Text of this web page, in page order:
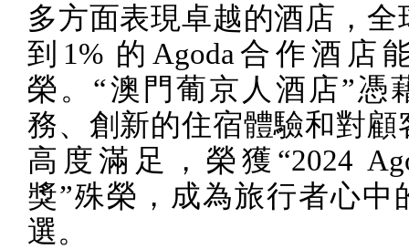
多方面表現卓越的酒店，全
到 1% 的 Agoda 合作酒店
榮。“澳門葡京人酒店”憑
務、創新的住宿體驗和對顧
高度滿足，榮獲“2024
獎”殊榮，成為旅行者心中
選。